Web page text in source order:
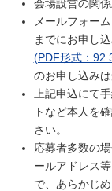
会場設営の関
メールフォー
までにお申し
(PDF形式：
のお申し込み
上記申込にて
トなど本人を
さい。
応募者多数の
ールアドレス
で、あらかじ